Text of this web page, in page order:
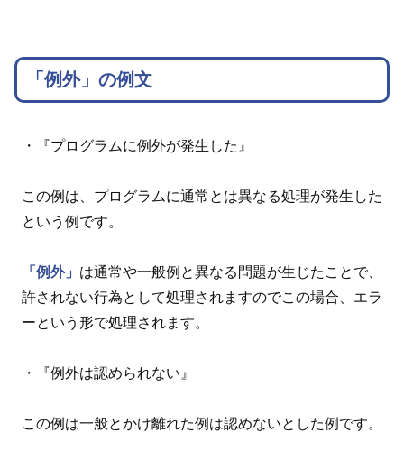
「例外」の例文
・『プログラムに例外が発生した』
この例は、プログラムに通常とは異なる処理が発生した
という例です。
「例外」 は通常や一般例と異なる問題が生じたことで、
許されない行為として処理されますのでこの場合、エラ
ーという形で処理されます。
・『例外は認められない』
この例は一般とかけ離れた例は認めないとした例です。